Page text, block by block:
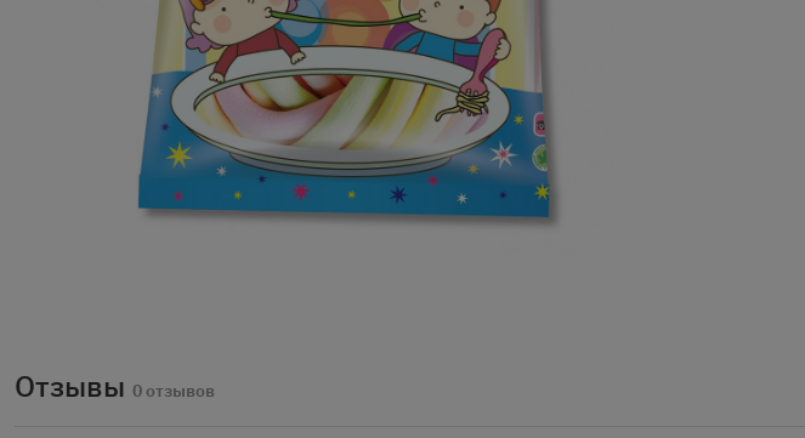
Отзывы 0 отзывов